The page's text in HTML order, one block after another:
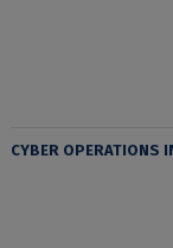
CYBER OPERATIONS